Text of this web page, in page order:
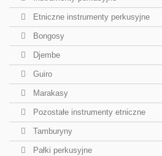
Etniczne instrumenty perkusyjne
Bongosy
Djembe
Guiro
Marakasy
Pozostałe instrumenty etniczne
Tamburyny
Pałki perkusyjne